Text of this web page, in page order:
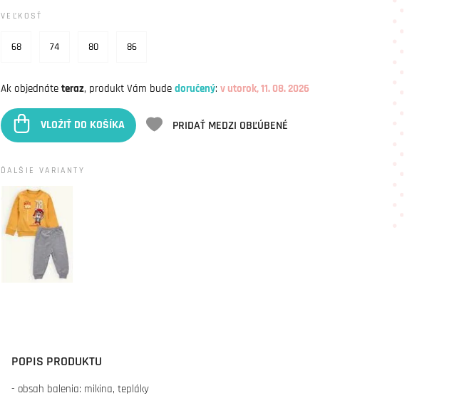
VEĽKOSŤ
68 74 80 86
Ak objednáte teraz, produkt Vám bude doručený: v utorok, 11. 08. 2026
VLOŽIŤ DO KOŠÍKA PRIDAŤ MEDZI OBĽÚBENÉ
ĎALŠIE VARIANTY
POPIS PRODUKTU
- obsah balenia: mikina, tepláky